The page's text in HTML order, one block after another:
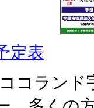
定表
コラン